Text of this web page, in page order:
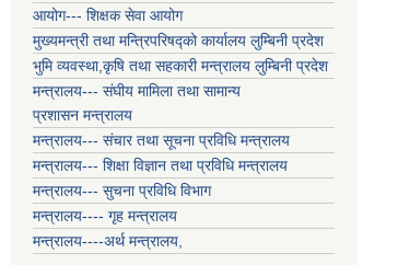
आयोग--- शिक्षक सेवा आयोग
मुख्यमन्त्री तथा मन्त्रिपरिषद्को कार्यालय लुम्बिनी प्रदेश
भुमि व्यवस्था,कृषि तथा सहकारी मन्त्रालय लुम्बिनी प्रदेश
मन्त्रालय--- संघीय मामिला तथा सामान्य
प्रशासन मन्त्रालय
मन्त्रालय--- संचार तथा सूचना प्रविधि मन्त्रालय
मन्त्रालय--- शिक्षा विज्ञान तथा प्रविधि मन्त्रालय
मन्त्रालय--- सुचना प्रविधि विभाग
मन्त्रालय---- गृह मन्त्रालय
मन्त्रालय----अर्थ मन्त्रालय,